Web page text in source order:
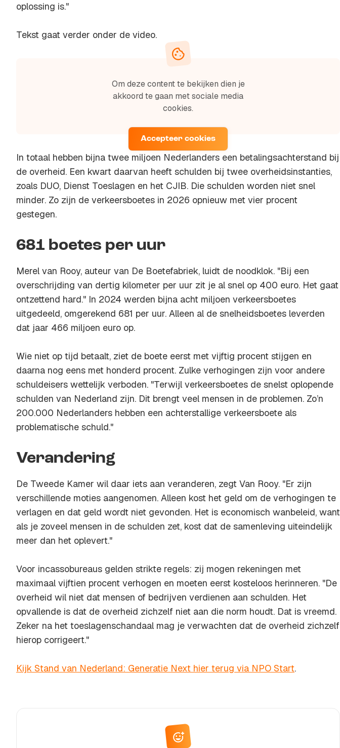
oplossing is."
Tekst gaat verder onder de video.
Om deze content te bekijken dien je
akkoord te gaan met sociale media
cookies.
Accepteer cookies
In totaal hebben bijna twee miljoen Nederlanders een betalingsachterstand bij
de overheid. Een kwart daarvan heeft schulden bij twee overheidsinstanties,
zoals DUO, Dienst Toeslagen en het CJIB. Die schulden worden niet snel
minder. Zo zijn de verkeersboetes in 2026 opnieuw met vier procent
gestegen.
681 boetes per uur
Merel van Rooy, auteur van De Boetefabriek, luidt de noodklok. "Bij een
overschrijding van dertig kilometer per uur zit je al snel op 400 euro. Het gaat
ontzettend hard." In 2024 werden bijna acht miljoen verkeersboetes
uitgedeeld, omgerekend 681 per uur. Alleen al de snelheidsboetes leverden
dat jaar 466 miljoen euro op.
Wie niet op tijd betaalt, ziet de boete eerst met vijftig procent stijgen en
daarna nog eens met honderd procent. Zulke verhogingen zijn voor andere
schuldeisers wettelijk verboden. "Terwijl verkeersboetes de snelst oplopende
schulden van Nederland zijn. Dit brengt veel mensen in de problemen. Zo’n
200.000 Nederlanders hebben een achterstallige verkeersboete als
problematische schuld."
Verandering
De Tweede Kamer wil daar iets aan veranderen, zegt Van Rooy. "Er zijn
verschillende moties aangenomen. Alleen kost het geld om de verhogingen te
verlagen en dat geld wordt niet gevonden. Het is economisch wanbeleid, want
als je zoveel mensen in de schulden zet, kost dat de samenleving uiteindelijk
meer dan het oplevert."
Voor incassobureaus gelden strikte regels: zij mogen rekeningen met
maximaal vijftien procent verhogen en moeten eerst kosteloos herinneren. "De
overheid wil niet dat mensen of bedrijven verdienen aan schulden. Het
opvallende is dat de overheid zichzelf niet aan die norm houdt. Dat is vreemd.
Zeker na het toeslagenschandaal mag je verwachten dat de overheid zichzelf
hierop corrigeert."
Kijk Stand van Nederland: Generatie Next hier terug via NPO Start.